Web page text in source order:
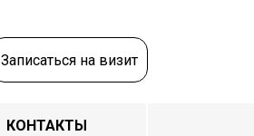
Записаться на визит
КОНТАКТЫ